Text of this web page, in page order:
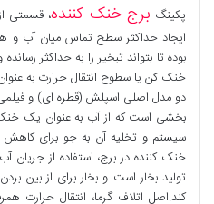
پکینگ برج خنک‌ کننده، قسمتی
ایجاد حداکثر سطح تماس میان آب و
بوده تا بتواند تبخیر را به حداکثر
خنک کن یا سطوح انتقال حرارت به
دو مدل اصلی اسپلش (قطره‌ ای) و
بخشی است که از آب به عنوان یک
سیستم و تخلیه آن به جو برای
خنک کننده در برج، استفاده از جریان
تولید بخار است و بخار برای از بین
کند.اصل اتلاف گرما، انتقال حرارت